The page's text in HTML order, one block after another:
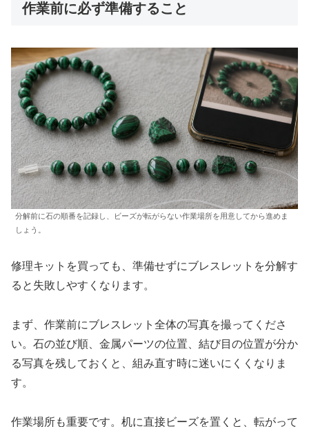
作業前に必ず準備すること
分解前に石の順番を記録し、ビーズが転がらない作業場所を用意してから進めま
しょう。
修理キットを買っても、準備せずにブレスレットを分解す
ると失敗しやすくなります。
まず、作業前にブレスレット全体の写真を撮ってくださ
い。石の並び順、金属パーツの位置、結び目の位置が分か
る写真を残しておくと、組み直す時に迷いにくくなりま
す。
作業場所も重要です。机に直接ビーズを置くと、転がって